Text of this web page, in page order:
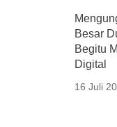
Besar
Begitu
Digital
16 Juli